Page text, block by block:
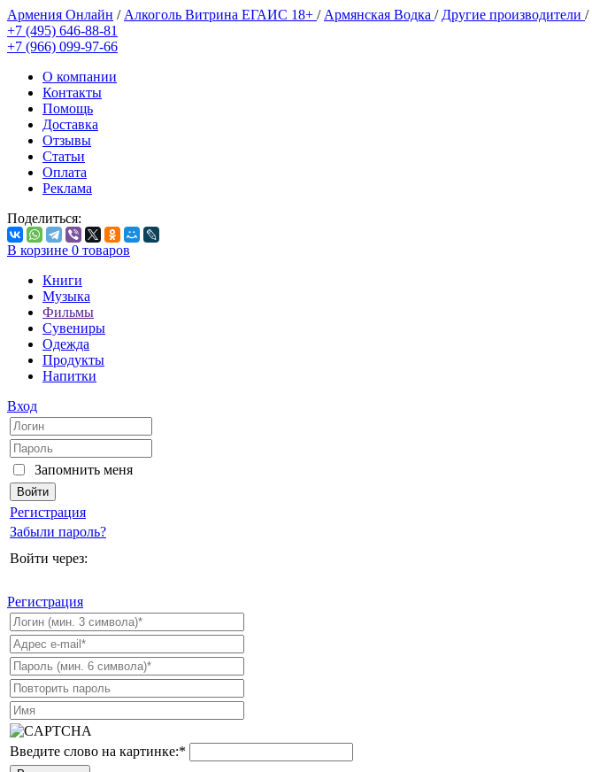
Армения Онлайн / Алкоголь Витрина ЕГАИС 18+ / Армянская Водка / Другие производители /
+7 (495) 646-88-81
+7 (966) 099-97-66
О компании
Контакты
Помощь
Доставка
Отзывы
Статьи
Оплата
Реклама
Поделиться:
В корзине 0 товаров
Книги
Музыка
Фильмы
Сувениры
Одежда
Продукты
Напитки
Вход
Запомнить меня
Регистрация
Забыли пароль?
Войти через:
Регистрация
Введите слово на картинке:*